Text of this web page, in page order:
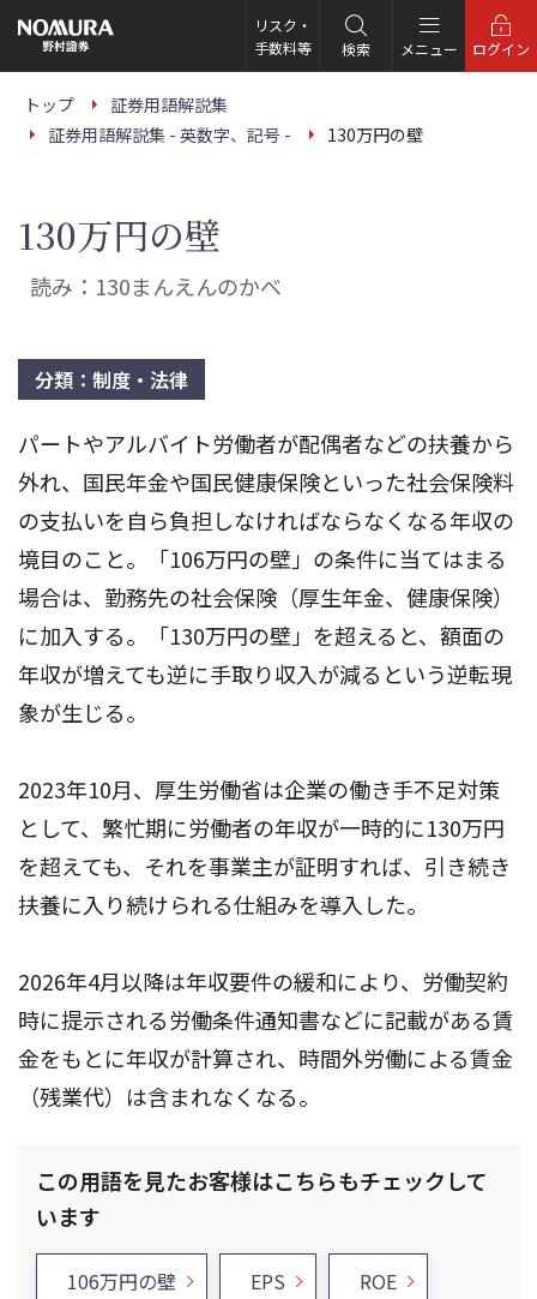
の
ー
リスク・
手数料等
検索 メニュー ログイン
トップ
証券用語解説集
証券用語解説集 - 英数字、記号 -
130万円の壁
130万円の壁
読み：130まんえんのかべ
分類：制度・法律
パートやアルバイト労働者が配偶者などの扶養から
外れ、国民年金や国民健康保険といった社会保険料
の支払いを自ら負担しなければならなくなる年収の
境目のこと。「106万円の壁」の条件に当てはまる
場合は、勤務先の社会保険（厚生年金、健康保険）
に加入する。「130万円の壁」を超えると、額面の
年収が増えても逆に手取り収入が減るという逆転現
象が生じる。
2023年10月、厚生労働省は企業の働き手不足対策
として、繁忙期に労働者の年収が一時的に130万円
を超えても、それを事業主が証明すれば、引き続き
扶養に入り続けられる仕組みを導入した。
2026年4月以降は年収要件の緩和により、労働契約
時に提示される労働条件通知書などに記載がある賃
金をもとに年収が計算され、時間外労働による賃金
（残業代）は含まれなくなる。
この用語を見たお客様はこちらもチェックして
います
106万円の壁 EPS ROE